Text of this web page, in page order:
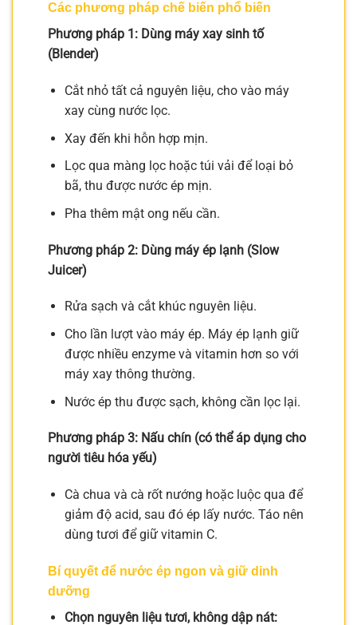
Các phương pháp chế biến phổ biến
Phương pháp 1: Dùng máy xay sinh tố
(Blender)
Cắt nhỏ tất cả nguyên liệu, cho vào máy
xay cùng nước lọc.
Xay đến khi hỗn hợp mịn.
Lọc qua màng lọc hoặc túi vải để loại bỏ
bã, thu được nước ép mịn.
Pha thêm mật ong nếu cần.
Phương pháp 2: Dùng máy ép lạnh (Slow
Juicer)
Rửa sạch và cắt khúc nguyên liệu.
Cho lần lượt vào máy ép. Máy ép lạnh giữ
được nhiều enzyme và vitamin hơn so với
máy xay thông thường.
Nước ép thu được sạch, không cần lọc lại.
Phương pháp 3: Nấu chín (có thể áp dụng cho
người tiêu hóa yếu)
Cà chua và cà rốt nướng hoặc luộc qua để
giảm độ acid, sau đó ép lấy nước. Táo nên
dùng tươi để giữ vitamin C.
Bí quyết để nước ép ngon và giữ dinh
dưỡng
Chọn nguyên liệu tươi, không dập nát: